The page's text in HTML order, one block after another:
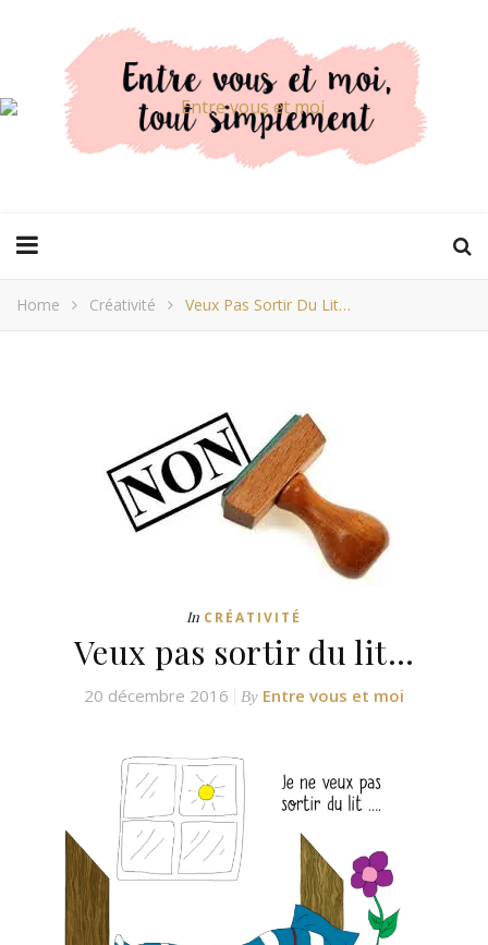
Home Créativité Veux Pas Sortir Du Lit…
In CRÉATIVITÉ
Veux pas sortir du lit…
20 décembre 2016 By Entre vous et moi